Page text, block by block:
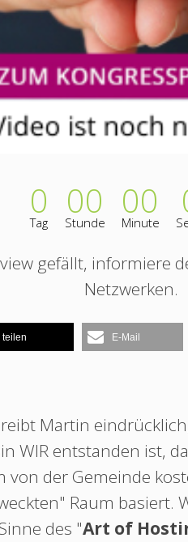
0
Tag 00
Stunde 00
Minute
gefällt, informiere
Netzwerken.
teilen E-Mail
Martin
WIR entstanden ist,
von der Gemeinde
Raum basiert.
des "Art of